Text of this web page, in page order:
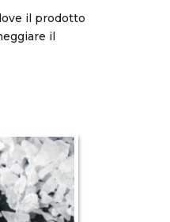
il prodotto
il